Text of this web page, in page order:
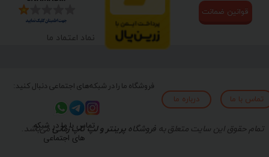
تمام حقوق این سایت متعلق به فروشگاهپرینتر و لپ تاپ زمانی می‌باشد.
فروشگاه ما را در شبکه‌های اجتماعی دنبال کنید:
نماد اعتماد ما
تماس با ما درباره ما
تماس با ما در شبکه
های اجتماعی
قوانین ضمانت